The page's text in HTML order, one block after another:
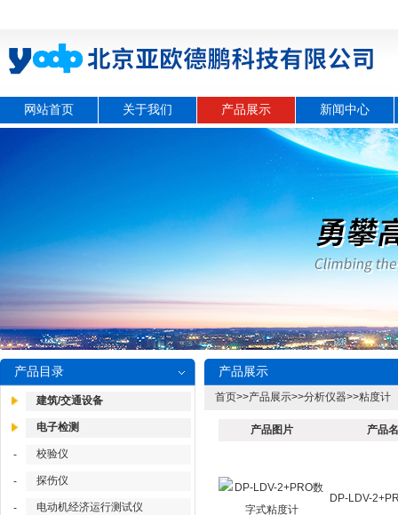
网站首页 关于我们 产品展示 新闻中心
产品目录
建筑/交通设备
电子检测
- 校验仪
- 探伤仪
- 电动机经济运行测试仪
产品展示
首页>>产品展示>>分析仪器>>粘度计
产品图片 产品
DP-LDV-